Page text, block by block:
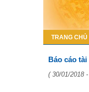
TRANG CHỦ
Báo cáo
( 30/01/2018